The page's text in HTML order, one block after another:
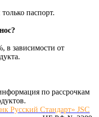
паспорт.
в зависимости от
по рассрочкам
Русский Стандарт» JSC